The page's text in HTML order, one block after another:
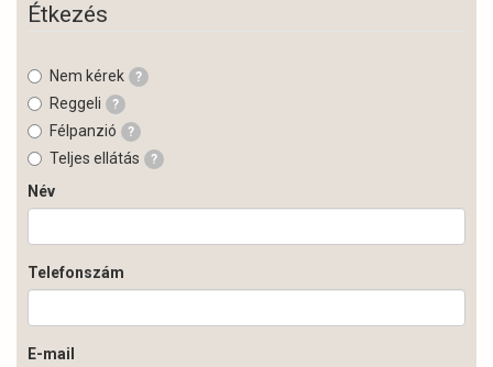
Étkezés
Nem kérek ?
Reggeli ?
Félpanzió ?
Teljes ellátás ?
Név
Telefonszám
E-mail